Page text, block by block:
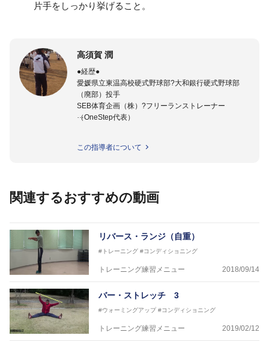
片手をしっかり挙げること。
高須賀 潤
●経歴●
愛媛県立東温高校硬式野球部?大和銀行硬式野球部
（廃部）投手
SEB体育企画（株）?フリーランストレーナー
（OneStep代表）
今治西高校野球部
川之江高校野球部
済美平成中等教育学校野球部
丹原高校野球部
東温高校野球部
松山西中等教育学校野球部
南宇和高校野球部
八幡浜工業野球部
IPU環太平洋大学短期大学部ソフトボール部
美作大学女子ソフトボール部
この指導者について
関連するおすすめの動画
リバース・ランジ（自重）
#トレーニング #コンディショニング
トレーニング練習メニュー 2018/09/14
バー・ストレッチ 3
#ウォーミングアップ #コンディショニング
トレーニング練習メニュー 2019/02/12